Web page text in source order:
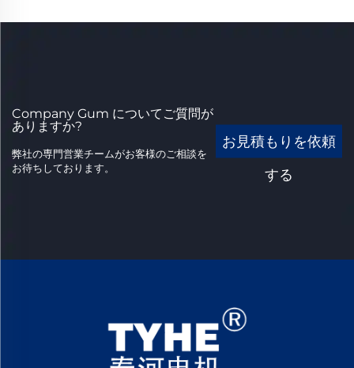
Company Gum についてご質問が
ありますか?
弊社の専門営業チームがお客様のご相談を
お待ちしております。
お見積もりを依頼
する